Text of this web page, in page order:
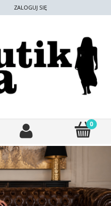
ZALOGUJ SIĘ